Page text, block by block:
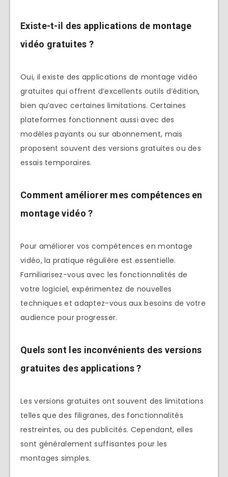
Existe-t-il des applications de montage
vidéo gratuites ?
Oui, il existe des applications de montage vidéo
gratuites qui offrent d’excellents outils d’édition,
bien qu’avec certaines limitations. Certaines
plateformes fonctionnent aussi avec des
modèles payants ou sur abonnement, mais
proposent souvent des versions gratuites ou des
essais temporaires.
Comment améliorer mes compétences en
montage vidéo ?
Pour améliorer vos compétences en montage
vidéo, la pratique régulière est essentielle.
Familiarisez-vous avec les fonctionnalités de
votre logiciel, expérimentez de nouvelles
techniques et adaptez-vous aux besoins de votre
audience pour progresser.
Quels sont les inconvénients des versions
gratuites des applications ?
Les versions gratuites ont souvent des limitations
telles que des filigranes, des fonctionnalités
restreintes, ou des publicités. Cependant, elles
sont généralement suffisantes pour les
montages simples.